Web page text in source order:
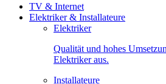
TV & Internet
Elektriker & Installateure
Elektriker
Qualität und hohes
Elektriker aus.
Installateure